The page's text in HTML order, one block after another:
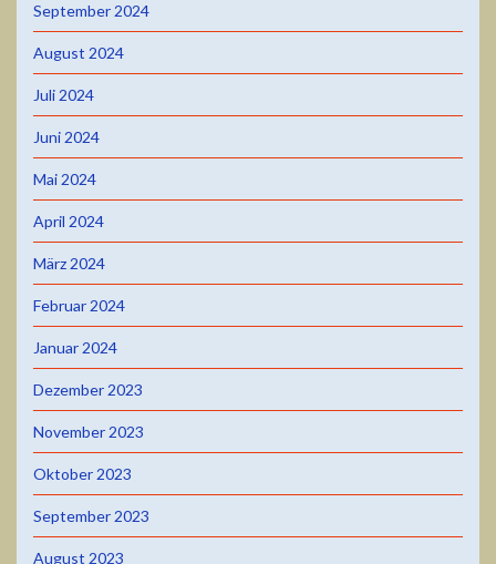
September 2024
August 2024
Juli 2024
Juni 2024
Mai 2024
April 2024
März 2024
Februar 2024
Januar 2024
Dezember 2023
November 2023
Oktober 2023
September 2023
August 2023